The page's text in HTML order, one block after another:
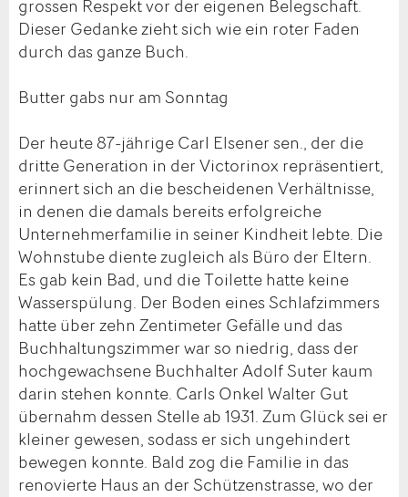
grossen Respekt vor der eigenen Belegschaft.
Dieser Gedanke zieht sich wie ein roter Faden
durch das ganze Buch.
Butter gabs nur am Sonntag
Der heute 87-jährige Carl Elsener sen., der die
dritte Generation in der Victorinox repräsentiert,
erinnert sich an die bescheidenen Verhältnisse,
in denen die damals bereits erfolgreiche
Unternehmerfamilie in seiner Kindheit lebte. Die
Wohnstube diente zugleich als Büro der Eltern.
Es gab kein Bad, und die Toilette hatte keine
Wasserspülung. Der Boden eines Schlafzimmers
hatte über zehn Zentimeter Gefälle und das
Buchhaltungszimmer war so niedrig, dass der
hochgewachsene Buchhalter Adolf Suter kaum
darin stehen konnte. Carls Onkel Walter Gut
übernahm dessen Stelle ab 1931. Zum Glück sei er
kleiner gewesen, sodass er sich ungehindert
bewegen konnte. Bald zog die Familie in das
renovierte Haus an der Schützenstrasse, wo der